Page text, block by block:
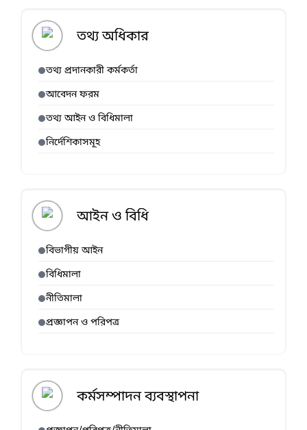
তথ্য অধিকার
তথ্য প্রদানকারী কর্মকর্তা
আবেদন ফরম
তথ্য আইন ও বিধিমালা
নির্দেশিকাসমূহ
আইন ও বিধি
বিভাগীয় আইন
বিধিমালা
নীতিমালা
প্রজ্ঞাপন ও পরিপত্র
কর্মসম্পাদন ব্যবস্থাপনা